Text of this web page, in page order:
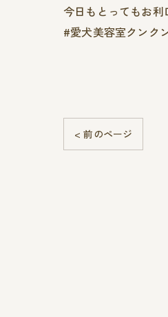
今日もとってもお
#愛犬美容室クンク
< 前のページ